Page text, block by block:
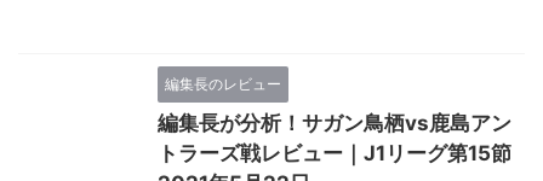
編集長のレビュー
編集長が分析！サガン鳥栖vs鹿島アン
トラーズ戦レビュー｜J1リーグ第15節